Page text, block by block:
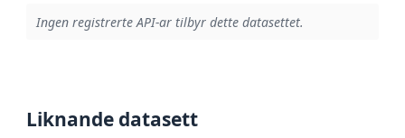
Ingen registrerte API-ar tilbyr dette datasettet.
Liknande datasett